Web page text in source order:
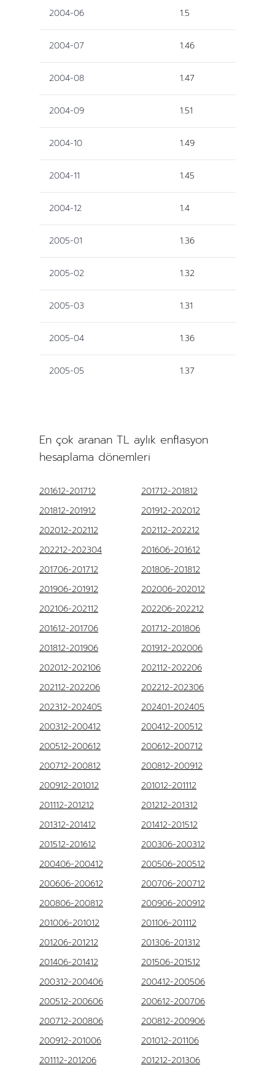
2004-06 1.5
2004-07 1.46
2004-08 1.47
2004-09 1.51
2004-10 1.49
2004-11 1.45
2004-12 1.4
2005-01 1.36
2005-02 1.32
2005-03 1.31
2005-04 1.36
2005-05 1.37
En çok aranan TL aylık enflasyon
hesaplama dönemleri
201612-201712
201712-201812
201812-201912
201912-202012
202012-202112
202112-202212
202212-202304
201606-201612
201706-201712
201806-201812
201906-201912
202006-202012
202106-202112
202206-202212
201612-201706
201712-201806
201812-201906
201912-202006
202012-202106
202112-202206
202112-202206
202212-202306
202312-202405
202401-202405
200312-200412
200412-200512
200512-200612
200612-200712
200712-200812
200812-200912
200912-201012
201012-201112
201112-201212
201212-201312
201312-201412
201412-201512
201512-201612
200306-200312
200406-200412
200506-200512
200606-200612
200706-200712
200806-200812
200906-200912
201006-201012
201106-201112
201206-201212
201306-201312
201406-201412
201506-201512
200312-200406
200412-200506
200512-200606
200612-200706
200712-200806
200812-200906
200912-201006
201012-201106
201112-201206
201212-201306